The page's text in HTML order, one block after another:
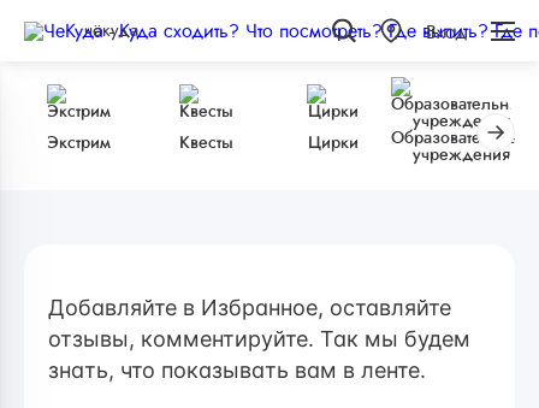
чёкуда Вход
Экстрим Квесты Цирки
Образовательные
учреждения
Добавляйте в Избранное, оставляйте
отзывы, комментируйте. Так мы будем
знать, что показывать вам в ленте.